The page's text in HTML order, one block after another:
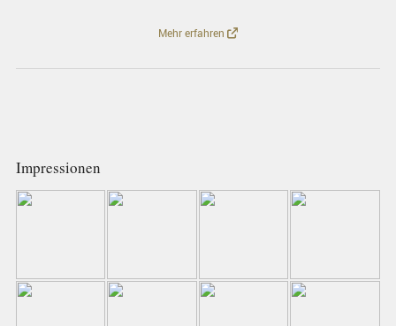
Mehr erfahren
Impressionen